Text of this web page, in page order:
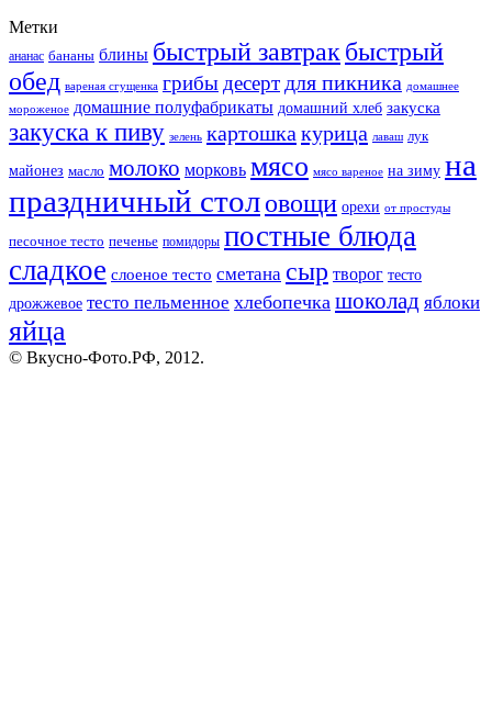
Метки
ананас бананы блины быстрый завтрак быстрый
обед вареная сгущенка грибы десерт для пикника домашнее
мороженое домашние полуфабрикаты домашний хлеб закуска
закуска к пиву зелень картошка курица лаваш лук
майонез масло молоко морковь мясо мясо вареное на зиму на
праздничный столовощи орехи от простуды
песочное тесто печенье помидоры постные блюда
сладкое слоеное тесто сметана сыр творог тесто
дрожжевое тесто пельменное хлебопечка шоколад яблоки
яйца
© Вкусно-Фото.РФ, 2012.